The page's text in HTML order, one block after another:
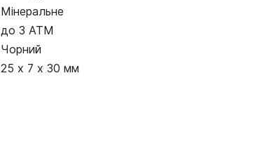
Мінеральне
до 3 ATM
Чорний
25 х 7 х 30 мм